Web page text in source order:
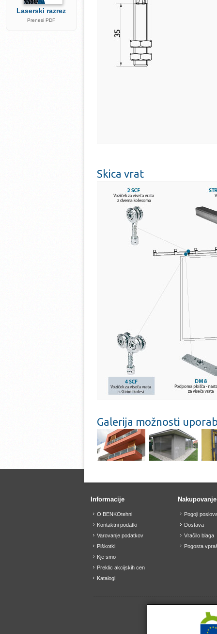
Skica vrat
Galerija možnosti
Laserski razrez
Prenesi PDF
Informacije
O BENKOtehni
Kontaktni podatki
Varovanje podatkov
Piškotki
Kje smo
Preklic akcijskih cen
Katalogi
Pogoji
Dostava
Vračilo blaga
Pogosta